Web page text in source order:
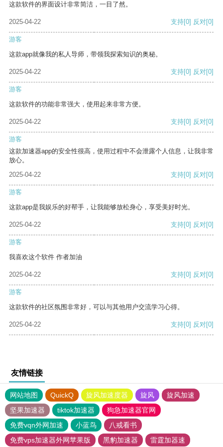
这款软件的界面设计非常简洁，一目了然。
2025-04-22 支持[0] 反对[0]
游客
这款app就像我的私人导师，带领我探索知识的奥秘。
2025-04-22 支持[0] 反对[0]
游客
这款软件的功能非常强大，使用起来非常方便。
2025-04-22 支持[0] 反对[0]
游客
这款加速器app的安全性很高，使用过程中不会泄露个人信息，让我非常
放心。
2025-04-22
支持[0] 反对[0]
游客
这款app是我娱乐的好帮手，让我能够放松身心，享受美好时光。
2025-04-22 支持[0] 反对[0]
游客
我喜欢这个软件 作者加油
2025-04-22 支持[0] 反对[0]
游客
这款软件的社区氛围非常好，可以与其他用户交流学习心得。
2025-04-22 支持[0] 反对[0]
友情链接
网站地图 QuickQ 旋风加速度器 旋风
旋风加速
坚果加速器
tiktok加速器
狗急加速器官网
免费vqn外网加速
小蓝鸟
八戒看书
免费vps加速器外网苹果版
黑豹加速器 雷霆加器速